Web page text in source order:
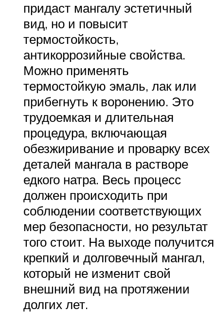
придаст мангалу эстетичный
вид, но и повысит
термостойкость,
антикоррозийные свойства.
Можно применять
термостойкую эмаль, лак или
прибегнуть к воронению. Это
трудоемкая и длительная
процедура, включающая
обезжиривание и проварку всех
деталей мангала в растворе
едкого натра. Весь процесс
должен происходить при
соблюдении соответствующих
мер безопасности, но результат
того стоит. На выходе получится
крепкий и долговечный мангал,
который не изменит свой
внешний вид на протяжении
долгих лет.